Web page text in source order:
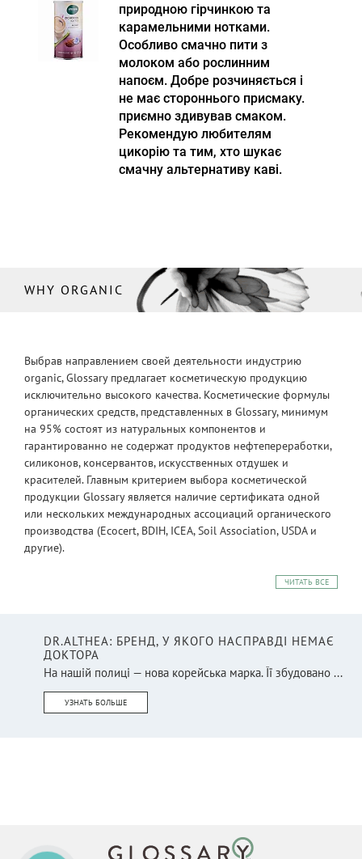
природною гірчинкою та
карамельними нотками.
Особливо смачно пити з
молоком або рослинним
напоєм. Добре розчиняється і
не має стороннього присмаку.
приємно здивував смаком.
Рекомендую любителям
цикорію та тим, хто шукає
смачну альтернативу каві.
WHY ORGANIC
Выбрав направлением своей деятельности индустрию
organic, Glossary предлагает косметическую продукцию
исключительно высокого качества. Косметические формулы
органических средств, представленных в Glossary, минимум
на 95% состоят из натуральных компонентов и
гарантированно не содержат продуктов нефтепереработки,
силиконов, консервантов, искусственных отдушек и
красителей. Главным критерием выбора косметической
продукции Glossary является наличие сертификата одной
или нескольких международных ассоциаций органического
производства (Ecocert, BDIH, ICEA, Soil Association, USDA и
другие).
ЧИТАТЬ ВСЕ
DR.ALTHEA: БРЕНД, У ЯКОГО НАСПРАВДІ НЕМАЄ
ДОКТОРА
На нашій полиці — нова корейська марка. Її збудовано ...
УЗНАТЬ БОЛЬШЕ